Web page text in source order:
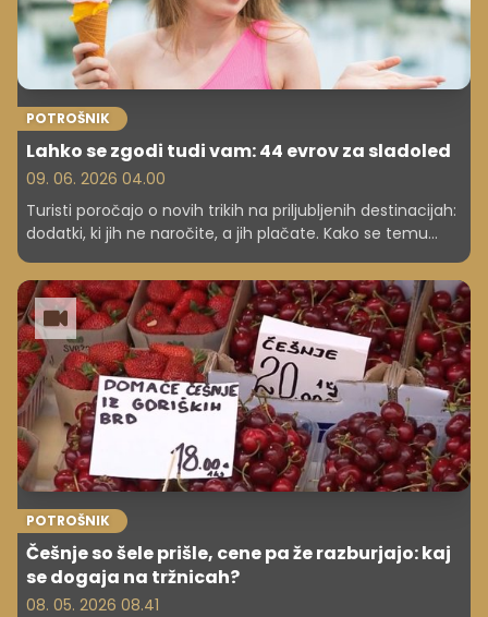
POTROŠNIK
Lahko se zgodi tudi vam: 44 evrov za sladoled
09. 06. 2026 04.00
Turisti poročajo o novih trikih na priljubljenih destinacijah:
dodatki, ki jih ne naročite, a jih plačate. Kako se temu
POTROŠNIK
Češnje so šele prišle, cene pa že razburjajo: kaj
se dogaja na tržnicah?
08. 05. 2026 08.41